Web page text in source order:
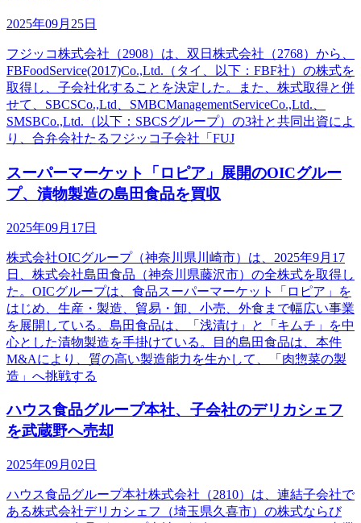
2025年09月25日
フジッコ株式会社（2908）は、双日株式会社（2768）から、
FBFoodService(2017)Co.,Ltd.（タイ、以下：FBF社）の株式を
取得し、子会社化することを決定した。また、株式取得と併
せて、SBCSCo.,Ltd、SMBCManagementServiceCo.,Ltd.、
SMSBCo.,Ltd.（以下：SBCSグループ）の3社と共同出資によ
り、合弁会社たるフジッコ子会社「FUJ
スーパーマーケット「ロピア」展開のOICグルー
プ、漬物製造の島田食品を買収
2025年09月17日
株式会社OICグループ（神奈川県川崎市）は、2025年9月17
日、株式会社島田食品（神奈川県藤沢市）の全株式を取得し
た。OICグループは、食品スーパーマーケット「ロピア」を
はじめ、生産・製造、貿易・卸、小売、外食まで幅広い事業
を展開している。島田食品は、「浅漬け」と「キムチ」を中
心とした漬物製造を手掛けている。目的島田食品は、本件
M&Aにより、質の高い製造能力を生かして、「肉惣菜の製
造」へ挑戦する
ハウス食品グループ本社、子会社のデリカシェフ
を武蔵野へ売却
2025年09月02日
ハウス食品グループ本社株式会社（2810）は、連結子会社で
ある株式会社デリカシェフ（埼玉県久喜市）の株式ならび